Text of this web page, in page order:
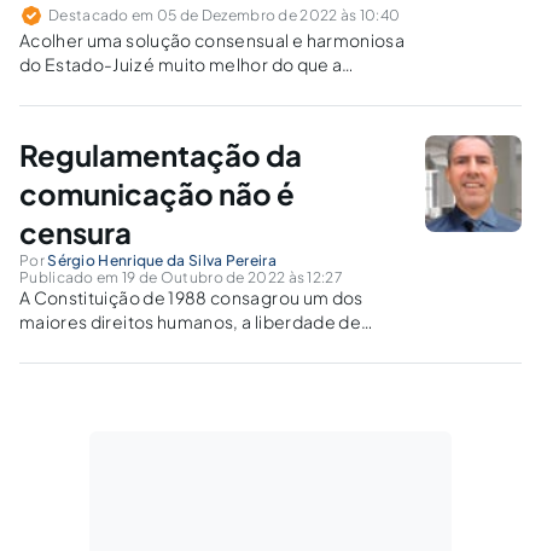
Destacado em 05 de Dezembro de 2022 às 10:40
Acolher uma solução consensual e harmoniosa
do Estado-Juiz é muito melhor do que a
particularmente sob o ponto de vista da sua
Regulamentação da
comunicação não é
censura
PorSérgio Henrique da Silva Pereira
Publicado em 19 de Outubro de 2022 às 12:27
A Constituição de 1988 consagrou um dos
maiores direitos humanos, a liberdade de
desenvolver temas sensíveis na cultura